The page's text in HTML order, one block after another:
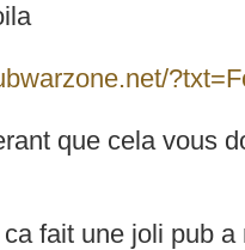
que cela vous
fait une joli pub a